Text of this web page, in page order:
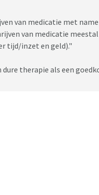
van medicatie met
van medicatie
tijd/inzet en geld)."
therapie als een